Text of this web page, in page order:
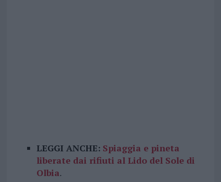
LEGGI ANCHE: Spiaggia e pineta
liberate dai rifiuti al Lido del Sole di
Olbia.